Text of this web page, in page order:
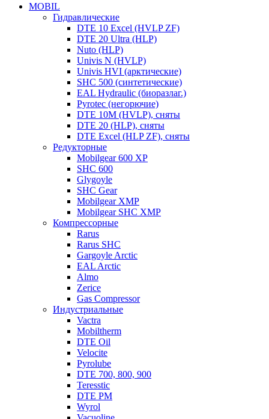
MOBIL
Гидравлические
DTE 10 Excel (HVLP ZF)
DTE 20 Ultra (HLP)
Nuto (HLP)
Univis N (HVLP)
Univis HVI (арктические)
SHC 500 (синтетические)
EAL Hydraulic (биоразлаг.)
Pyrotec (негорючие)
DTE 10M (HVLP), сняты
DTE 20 (HLP), сняты
DTE Excel (HLP ZF), сняты
Редукторные
Mobilgear 600 XP
SHC 600
Glygoyle
SHC Gear
Mobilgear XMP
Mobilgear SHC XMP
Компрессорные
Rarus
Rarus SHC
Gargoyle Arctic
EAL Arctic
Almo
Zerice
Gas Compressor
Индустриальные
Vactra
Mobiltherm
DTE Oil
Velocite
Pyrolube
DTE 700, 800, 900
Teresstic
DTE PM
Wyrol